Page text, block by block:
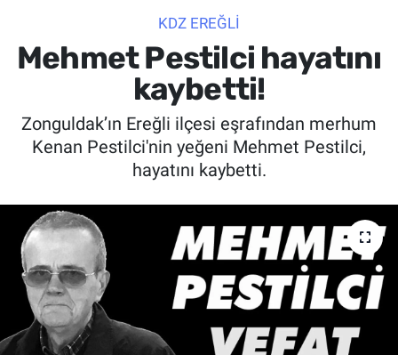
KDZ EREĞLİ
Mehmet Pestilci hayatını
kaybetti!
Zonguldak’ın Ereğli ilçesi eşrafından merhum
Kenan Pestilci'nin yeğeni Mehmet Pestilci,
hayatını kaybetti.
SAĞLIK